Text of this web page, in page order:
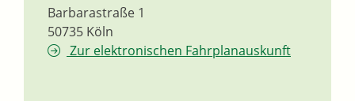
Barbarastraße 1
50735 Köln
Zur elektronischen Fahrplanauskunft